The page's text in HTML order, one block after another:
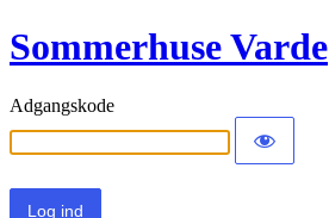
Sommerhuse Varde
Adgangskode